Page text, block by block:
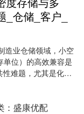
仓储_客户_
造业仓储领域，小空
单位）的高效兼容是
难题，尤其是化工
，还需兼顾安全与
模....
： 盛康优配